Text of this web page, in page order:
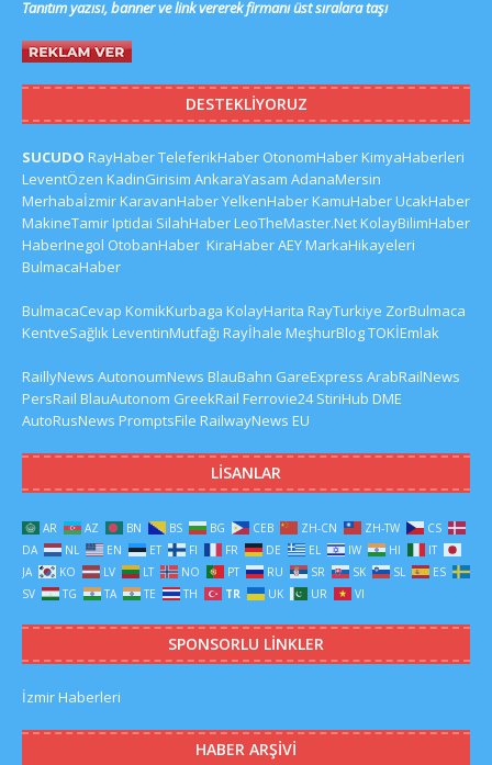
Tanıtım yazısı, banner ve link vererek firmanı üst sıralara taşı
DESTEKLIYORUZ
SUCUDO RayHaberTeleferikHaber OtonomHaberKimyaHaberleri
LeventÖzen KadinGirisim AnkaraYasam AdanaMersin
MerhabaİzmirKaravanHaberYelkenHaberKamuHaberUcakHaber
MakineTamirIptidai SilahHaberLeoTheMaster.NetKolayBilimHaber
HaberInegol OtobanHaber KiraHaberAEYMarkaHikayeleri
BulmacaHaber
BulmacaCevap KomikKurbaga KolayHarita RayTurkiye ZorBulmaca
KentveSağlıkLeventinMutfağı Rayİhale MeşhurBlogTOKİEmlak
RaillyNews AutonoumNews BlauBahn GareExpress ArabRailNews
PersRail BlauAutonom GreekRail Ferrovie24 StiriHub DME
AutoRusNews PromptsFile RailwayNews EU
LISANLAR
AR AZ BN BS BG CEB ZH-CN ZH-TW
CS
DA
NL EN ET FI FR DE EL IW HI
IT
JA
KO LV LT NO PT RU SR SK SL
ES
SV
TG TA TE TH TR UK UR VI
SPONSORLU LINKLER
İzmir Haberleri
HABER ARŞIVI